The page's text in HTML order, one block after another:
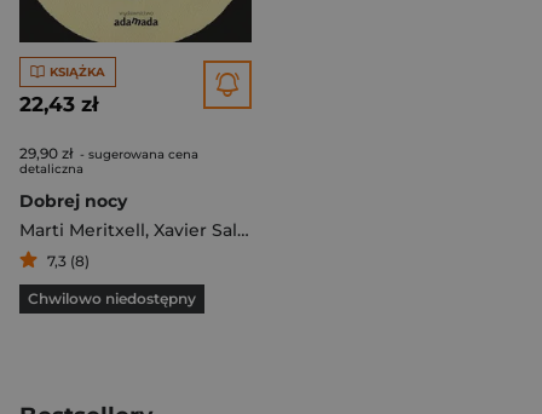
KSIĄŻKA
22,43 zł
29,90 zł - sugerowana cena
detaliczna
Dobrej nocy
Marti Meritxell, Xavier Salomo
7,3 (8)
Chwilowo niedostępny